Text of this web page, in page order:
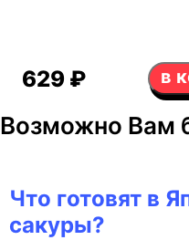
629 ₽ в
Возможно Вам
Что готовят в
сакуры?